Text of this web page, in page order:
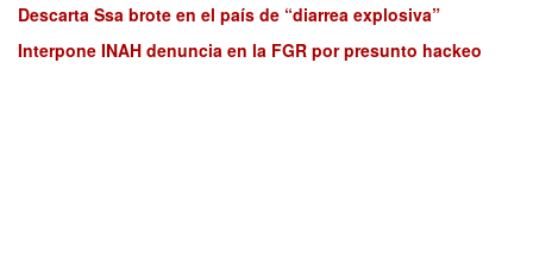
Descarta Ssa brote en el país de “diarrea explosiva”
Interpone INAH denuncia en la FGR por presunto hackeo